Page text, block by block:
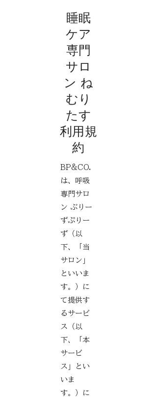
睡眠
ケア
専門
サロ
ン ね
むり
たす
​利用規
約
BP&CO.
は、呼吸
専門サロ
ン ぶりー
ずぷりー
ず（以
下、「当
サロン」
といいま
す。）に
て提供す
るサービ
ス（以
下、「本
サービ
ス」とい
いま
す。）に